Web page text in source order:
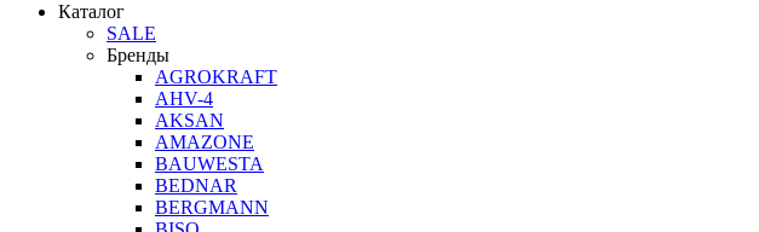
Каталог
SALE
Бренды
AGROKRAFT
AHV-4
AKSAN
AMAZONE
BAUWESTA
BEDNAR
BERGMANN